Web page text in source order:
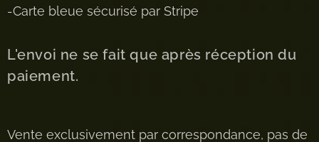
-Carte bleue sécurisé par Stripe
L'envoi ne se fait que après réception du
paiement.
Vente exclusivement par correspondance, pas de